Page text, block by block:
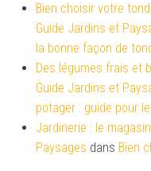
Bien choisir votre
Guide Jardins et
la bonne façon de
Des légumes frais et
Guide Jardins et
potager : guide pour
Jardinerie : le
Paysages dans Bien